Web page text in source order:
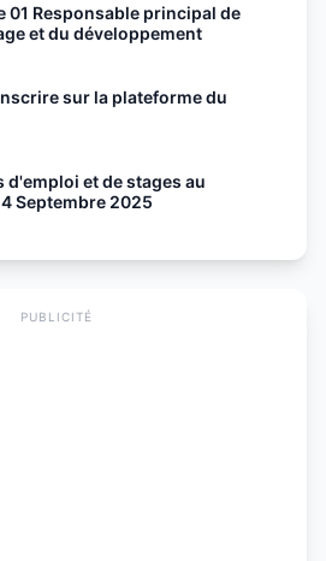
01 Responsable principal de
et du développement
sur la plateforme du
d'emploi et de stages au
Septembre 2025
PUBLICITÉ